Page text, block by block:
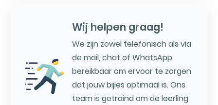
Wij helpen graag!
We zijn zowel telefonisch als via
de mail, chat of WhatsApp
bereikbaar om ervoor te zorgen
dat jouw bijles optimaal is. Ons
team is getraind om de leerling